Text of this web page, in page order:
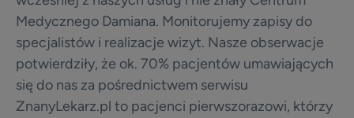
Medycznego Damiana. Monitorujemy zapisy do
specjalistów i realizacje wizyt. Nasze obserwacje
potwierdziły, że ok. 70% pacjentów umawiających
się do nas za pośrednictwem serwisu
ZnanyLekarz.pl to pacjenci pierwszorazowi, którzy